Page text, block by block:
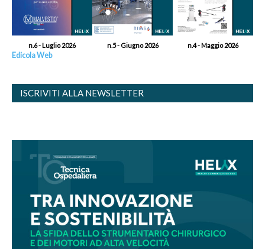
n.6 - Luglio 2026 n.5 - Giugno 2026 n.4 - Maggio 2026
Edicola Web
ISCRIVITI ALLA NEWSLETTER